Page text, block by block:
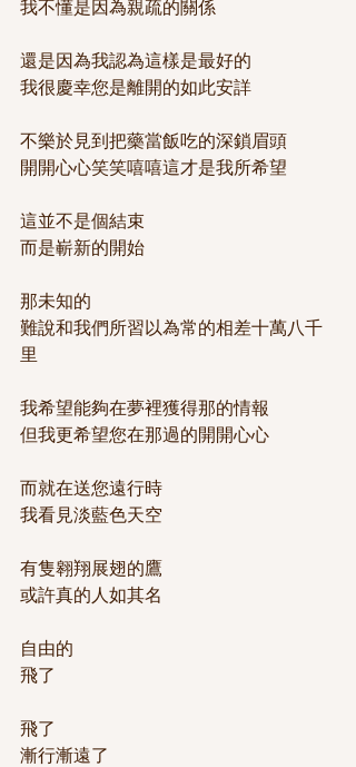
我不懂是因為親疏的關係
還是因為我認為這樣是最好的
我很慶幸您是離開的如此安詳
不樂於見到把藥當飯吃的深鎖眉頭
開開心心笑笑嘻嘻這才是我所希望
這並不是個結束
而是嶄新的開始
那未知的
難說和我們所習以為常的相差十萬八千
里
我希望能夠在夢裡獲得那的情報
但我更希望您在那過的開開心心
而就在送您遠行時
我看見淡藍色天空
有隻翱翔展翅的鷹
或許真的人如其名
自由的
飛了
飛了
漸行漸遠了